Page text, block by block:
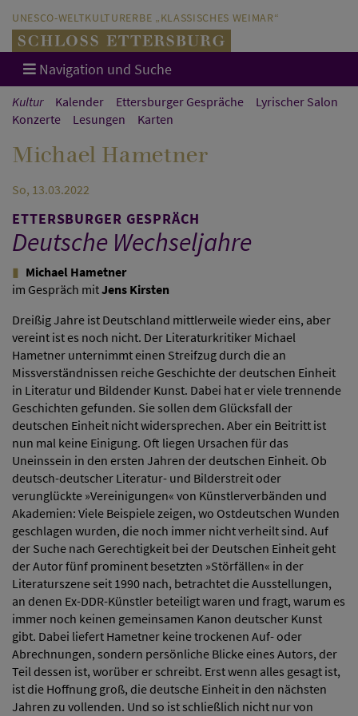
UNESCO-WELTKULTURERBE „KLASSISCHES WEIMAR“
Navigation und Suche
Kultur Kalender Ettersburger Gespräche
Lyrischer Salon
Konzerte
Lesungen Karten
Michael Hametner
So, 13.03.2022
ETTERSBURGER GESPRÄCH
Deutsche Wechseljahre
Michael Hametner
im Gespräch mitJens Kirsten
Dreißig Jahre ist Deutschland mittlerweile wieder eins, aber
vereint ist es noch nicht. Der Literaturkritiker Michael
Hametner unternimmt einen Streifzug durch die an
Missverständnissen reiche Geschichte der deutschen Einheit
in Literatur und Bildender Kunst. Dabei hat er viele trennende
Geschichten gefunden. Sie sollen dem Glücksfall der
deutschen Einheit nicht widersprechen. Aber ein Beitritt ist
nun mal keine Einigung. Oft liegen Ursachen für das
Uneinssein in den ersten Jahren der deutschen Einheit. Ob
deutsch-deutscher Literatur- und Bilderstreit oder
verunglückte »Vereinigungen« von Künstlerverbänden und
Akademien: Viele Beispiele zeigen, wo Ostdeutschen Wunden
geschlagen wurden, die noch immer nicht verheilt sind. Auf
der Suche nach Gerechtigkeit bei der Deutschen Einheit geht
der Autor fünf prominent besetzten »Störfällen« in der
Literaturszene seit 1990 nach, betrachtet die Ausstellungen,
an denen Ex-DDR-Künstler beteiligt waren und fragt, warum es
immer noch keinen gemeinsamen Kanon deutscher Kunst
gibt. Dabei liefert Hametner keine trockenen Auf- oder
Abrechnungen, sondern persönliche Blicke eines Autors, der
Teil dessen ist, worüber er schreibt. Erst wenn alles gesagt ist,
ist die Hoffnung groß, die deutsche Einheit in den nächsten
Jahren zu vollenden. Und so ist schließlich nicht nur von